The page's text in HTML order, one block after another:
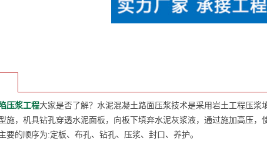
压浆工程大家是否了解？水泥混凝土路面压浆技术是采用岩土工程压
施，机具钻孔穿透水泥面板，向板下填弃水泥灰浆液，通过施加高压
要的顺序为:定板、布孔、钻孔、压浆、封口、养护。